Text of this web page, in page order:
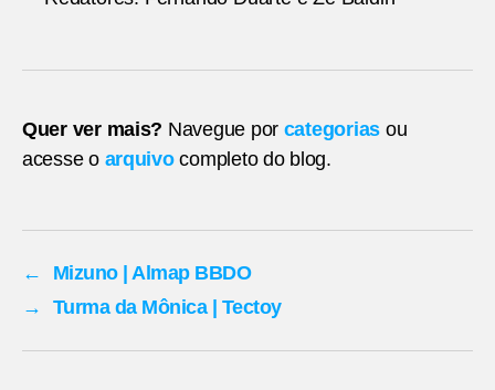
Quer ver mais? Navegue por categorias ou
acesse o arquivocompleto do blog.
←
Mizuno | Almap BBDO
→
Turma da Mônica | Tectoy